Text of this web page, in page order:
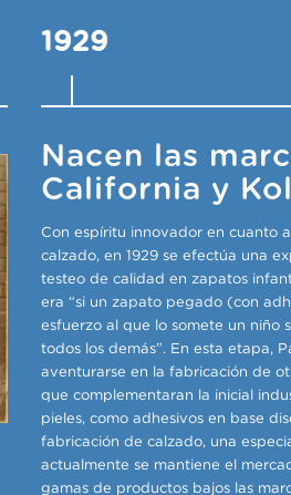
1929
Nacen las
California y
Con espíritu innovador en cuanto
calzado, en 1929 se efectúa una
testeo de calidad en zapatos
era “si un zapato pegado (con
esfuerzo al que lo somete un niño
todos los demás”. En esta etapa,
aventurarse en la fabricación de
que complementaran la inicial
pieles, como adhesivos en base
fabricación de calzado, una
actualmente se mantiene el
gamas de productos bajos las